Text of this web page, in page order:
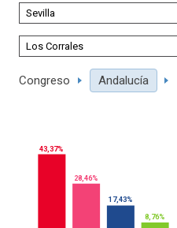
Congreso Andalucía
43,37%
28,46%
17,43%
8,76%